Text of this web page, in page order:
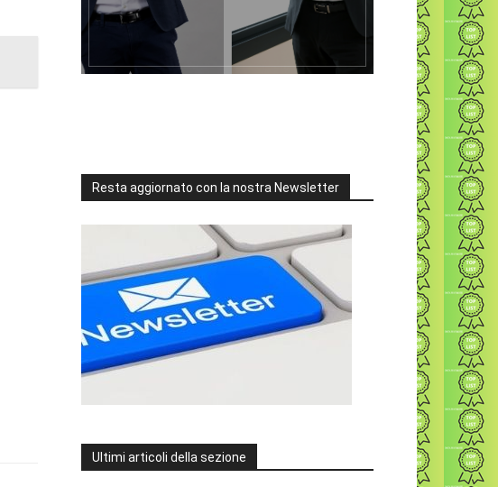
Resta aggiornato con la nostra Newsletter
Ultimi articoli della sezione